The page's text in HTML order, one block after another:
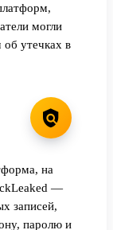
могли
утечках в
на
—
записей,
паролю и